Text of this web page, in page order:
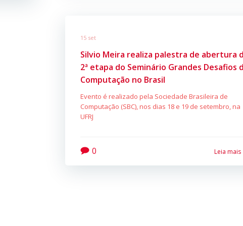
15 set
Silvio Meira realiza palestra de abertura
2ª etapa do Seminário Grandes Desafios
Computação no Brasil
Evento é realizado pela Sociedade Brasileira de
Computação (SBC), nos dias 18 e 19 de setembro, na
UFRJ
0 Leia mais